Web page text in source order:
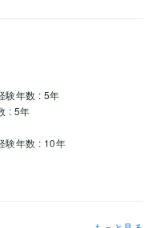
験年数 : 5年
: 5年
験年数 : 10年